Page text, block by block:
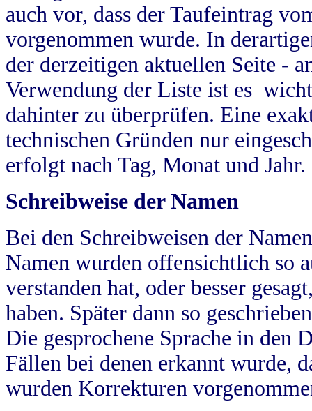
auch vor, dass der Taufeintrag
vorgenommen wurde. In
der derzeitigen aktuellen Seite -
Verwendung der Liste ist es
dahinter zu überprüfen. Eine
technischen Gründen nur
erfolgt nach Tag, Monat und Jahr.
Schreibweise der Namen
Bei den Schreibweisen der
Namen wurden offensichtlich so
verstanden hat, oder besser
haben. Später dann so
Die gesprochene Sprache in
Fällen bei denen erkannt wurde,
wurden Korrekturen